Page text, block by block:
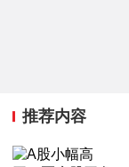
推荐内容